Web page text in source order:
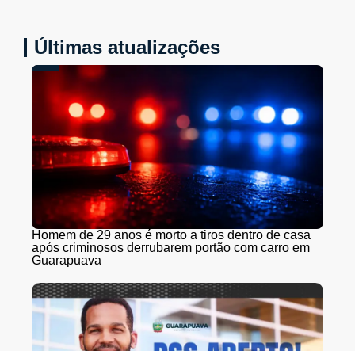
Últimas atualizações
Homem de 29 anos é morto a tiros dentro de casa
após criminosos derrubarem portão com carro em
Guarapuava